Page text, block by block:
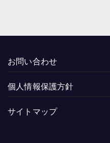
お問い合わせ
個人情報保護方針
サイトマップ